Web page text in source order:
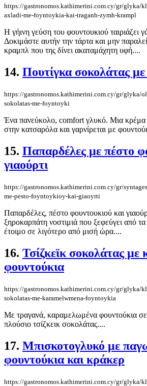
https://gastronomos.kathimerini.com.cy/gr/glyka/
axladi-me-foyntoykia-kai-traganh-zymh-krampl
Η γήινη γεύση του φουντουκιού ταιριάζει
Δοκιμάστε αυτήν την τάρτα και μην
κραμπλ που της δίνει ακαταμάχητη υφή....
14. Πουτίγκα σοκολάτας
https://gastronomos.kathimerini.com.cy/gr/glyka/
sokolatas-me-foyntoyki
Ένα πανεύκολο, comfort γλυκό. Μια κρέμα
στην κατσαρόλα και γαρνίρεται με
15. Παπαρδέλες με πέστο
γιαούρτι
https://gastronomos.kathimerini.com.cy/gr/
me-pesto-foyntoykioy-kai-giaoyrti
Παπαρδέλες, πέστο φουντουκιού και
ξηροκαρπάτη νοστιμιά που ξεφεύγει από
έτοιμο σε λιγότερο από μισή ώρα....
16. Τσίζκεϊκ σοκολάτας
φουντούκια
https://gastronomos.kathimerini.com.cy/gr/glyka/
sokolatas-me-karamelwmena-foyntoykia
Με τραγανά, καραμελωμένα φουντούκια
πλούσιο τσίζκεικ σοκολάτας....
17. Μπισκοτογλυκό με
φουντούκια και κράκερ
https://gastronomos.kathimerini.com.cy/gr/glyka/